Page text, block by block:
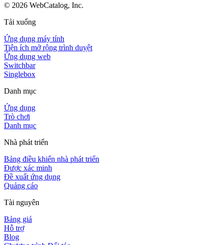
© 2026 WebCatalog, Inc.
Tải xuống
Ứng dụng máy tính
Tiện ích mở rộng trình duyệt
Ứng dụng web
Switchbar
Singlebox
Danh mục
Ứng dụng
Trò chơi
Danh mục
Nhà phát triển
Bảng điều khiển nhà phát triển
Được xác minh
Đề xuất ứng dụng
Quảng cáo
Tài nguyên
Bảng giá
Hỗ trợ
Blog